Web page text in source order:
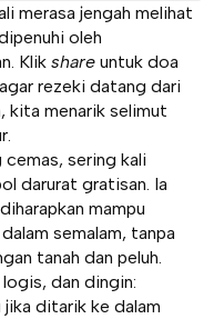
merasa jengah melihat
oleh
Klik share untuk doa
rezeki datang dari
kita menarik selimut
sering kali
darurat gratisan. Ia
mampu
semalam, tanpa
tanah dan peluh.
dan dingin:
ditarik ke dalam